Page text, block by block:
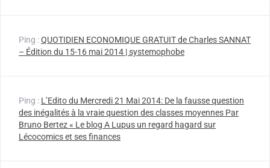
Ping :QUOTIDIEN ECONOMIQUE GRATUIT de Charles SANNAT
– Édition du 15-16 mai 2014 | systemophobe
Ping : L’Edito du Mercredi 21 Mai 2014: De la fausse question
des inégalités à la vraie question des classes moyennes Par
Bruno Bertez « Le blog A Lupus un regard hagard sur
Lécocomics et ses finances